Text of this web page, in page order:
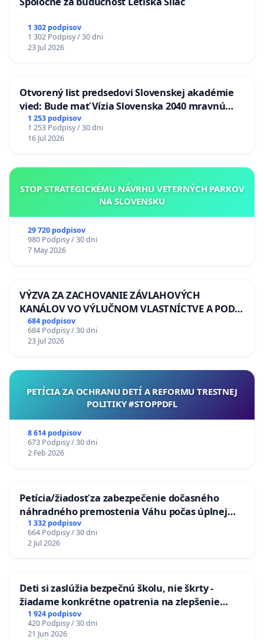
1 302 podpisov
1 302 Podpisy / 30 dni
23 Jul 2026
Otvorený list predsedovi Slovenskej akadémie
vied: Bude mať Vízia Slovenska 2040 mravnú
chrbticu?
1 253 podpisov
1 253 Podpisy / 30 dni
16 Jul 2026
STOP STRATEGICKÉMU NÁVRHU VETERNÝCH PARKOV
NA SLOVENSKU
29 720 podpisov
980 Podpisy / 30 dni
7 May 2026
VÝZVA ZA ZACHOVANIE ZÁVLAHOVÝCH
KANÁLOV VO VÝLUČNOM VLASTNÍCTVE A POD
KONTROLOU SLOVENSKEJ REPUBLIKY & žiadosť
na riešenie zanedbaného stavu závlahových a
odvodňovacích kanálov na Slovensku
684 podpisov
684 Podpisy / 30 dni
23 Jul 2026
PETÍCIA ZA OCHRANU DETÍ A REFORMU TRESTNEJ
POLITIKY #STOPPDFL
8 614 podpisov
673 Podpisy / 30 dni
2 Feb 2026
Petícia/žiadosť za zabezpečenie dočasného
náhradného premostenia Váhu počas úplnej
uzávery Vážskeho mosta v Komárne
1 332 podpisov
664 Podpisy / 30 dni
2 Jul 2026
Deti si zaslúžia bezpečnú školu, nie škrty -
žiadame konkrétne opatrenia na zlepšenie
situácie v školstve
1 924 podpisov
420 Podpisy / 30 dni
21 Jun 2026